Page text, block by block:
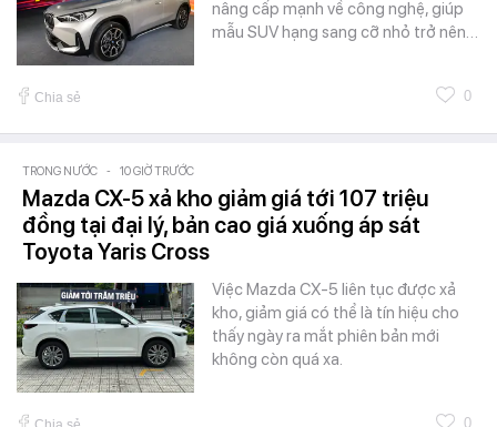
nâng cấp mạnh về công nghệ, giúp
mẫu SUV hạng sang cỡ nhỏ trở nên…
Chia sẻ 0
TRONG NƯỚC - 10 GIỜ TRƯỚC
Mazda CX-5 xả kho giảm giá tới 107 triệu
đồng tại đại lý, bản cao giá xuống áp sát
Toyota Yaris Cross
Việc Mazda CX-5 liên tục được xả
kho, giảm giá có thể là tín hiệu cho
thấy ngày ra mắt phiên bản mới
không còn quá xa.
0